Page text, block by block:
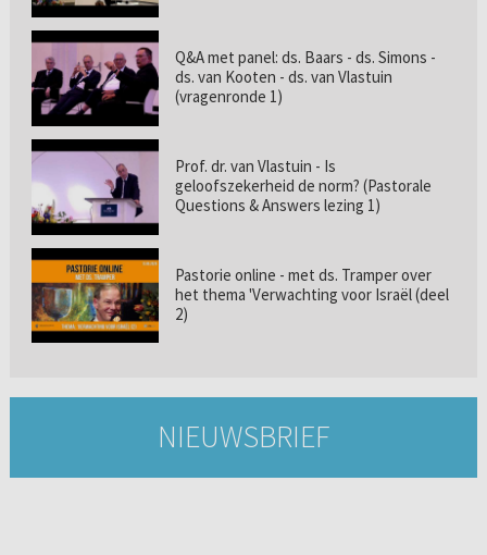
Q&A met panel: ds. Baars - ds. Simons -
ds. van Kooten - ds. van Vlastuin
(vragenronde 1)
Prof. dr. van Vlastuin - Is
geloofszekerheid de norm? (Pastorale
Questions & Answers lezing 1)
Pastorie online - met ds. Tramper over
het thema 'Verwachting voor Israël (deel
2)
NIEUWSBRIEF